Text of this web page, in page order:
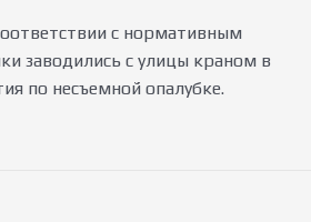
с нормативным
заводились с улицы краном в
по несъемной опалубке.